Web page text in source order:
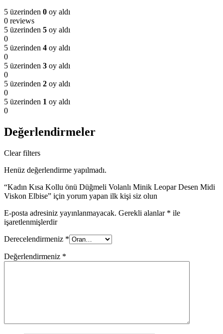
5 üzerinden 0 oy aldı
0 reviews
5 üzerinden 5 oy aldı
0
5 üzerinden 4 oy aldı
0
5 üzerinden 3 oy aldı
0
5 üzerinden 2 oy aldı
0
5 üzerinden 1 oy aldı
0
Değerlendirmeler
Clear filters
Henüz değerlendirme yapılmadı.
“Kadın Kısa Kollu önü Düğmeli Volanlı Minik Leopar Desen Midi
Viskon Elbise” için yorum yapan ilk kişi siz olun
E-posta adresiniz yayınlanmayacak. Gerekli alanlar * ile
işaretlenmişlerdir
Derecelendirmeniz *
Değerlendirmeniz *